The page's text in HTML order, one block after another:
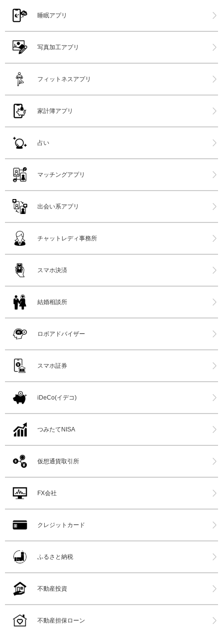
睡眠アプリ
写真加工アプリ
フィットネスアプリ
家計簿アプリ
占い
マッチングアプリ
出会い系アプリ
チャットレディ事務所
スマホ決済
結婚相談所
ロボアドバイザー
スマホ証券
iDeCo(イデコ)
つみたてNISA
仮想通貨取引所
FX会社
クレジットカード
ふるさと納税
不動産投資
不動産担保ローン